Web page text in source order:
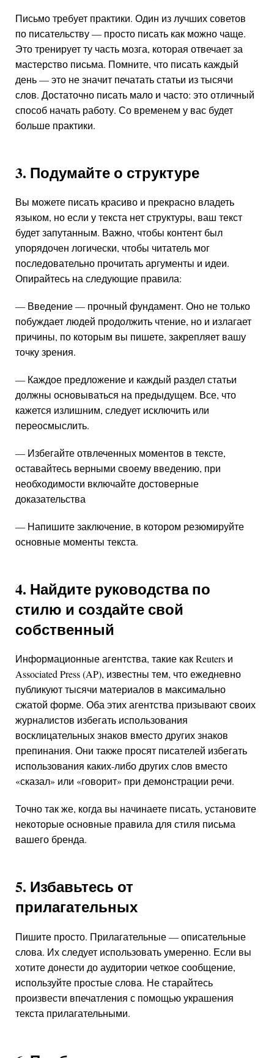
Письмо требует практики. Один из лучших советов
по писательству — просто писать как можно чаще.
Это тренирует ту часть мозга, которая отвечает за
мастерство письма. Помните, что писать каждый
день — это не значит печатать статьи из тысячи
слов. Достаточно писать мало и часто: это отличный
способ начать работу. Со временем у вас будет
больше практики.
3. Подумайте о структуре
Вы можете писать красиво и прекрасно владеть
языком, но если у текста нет структуры, ваш текст
будет запутанным. Важно, чтобы контент был
упорядочен логически, чтобы читатель мог
последовательно прочитать аргументы и идеи.
Опирайтесь на следующие правила:
— Введение — прочный фундамент. Оно не только
побуждает людей продолжить чтение, но и излагает
причины, по которым вы пишете, закрепляет вашу
точку зрения.
— Каждое предложение и каждый раздел статьи
должны основываться на предыдущем. Все, что
кажется излишним, следует исключить или
переосмыслить.
— Избегайте отвлеченных моментов в тексте,
оставайтесь верными своему введению, при
необходимости включайте достоверные
доказательства
— Напишите заключение, в котором резюмируйте
основные моменты текста.
4. Найдите руководства по
стилю и создайте свой
собственный
Информационные агентства, такие как Reuters и
Associated Press (AP), известны тем, что ежедневно
публикуют тысячи материалов в максимально
сжатой форме. Оба этих агентства призывают своих
журналистов избегать использования
восклицательных знаков вместо других знаков
препинания. Они также просят писателей избегать
использования каких-либо других слов вместо
«сказал» или «говорит» при демонстрации речи.
Точно так же, когда вы начинаете писать, установите
некоторые основные правила для стиля письма
вашего бренда.
5. Избавьтесь от
прилагательных
Пишите просто. Прилагательные — описательные
слова. Их следует использовать умеренно. Если вы
хотите донести до аудитории четкое сообщение,
используйте простые слова. Не старайтесь
произвести впечатления с помощью украшения
текста прилагательными.